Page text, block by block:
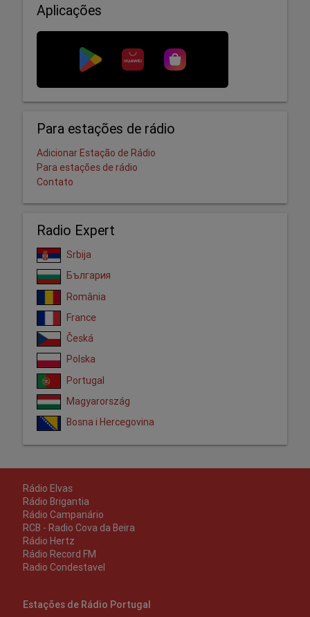
Aplicações
Para estações de rádio
Adicionar Estação de Rádio
Para estações de rádio
Contato
Radio Expert
Srbija
България
România
France
Česká
Polska
Portugal
Magyarország
Bosna i Hercegovina
Rádio Elvas
Rádio Brigantia
Rádio Campanário
RCB - Radio Cova da Beira
Rádio Hertz
Rádio Record FM
Radio Condestavel
Estações de Rádio Portugal